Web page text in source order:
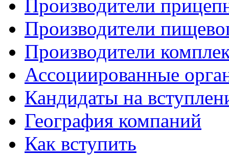
Производители
Производители
Производители
Ассоциированные
Кандидаты на
География компаний
Как вступить